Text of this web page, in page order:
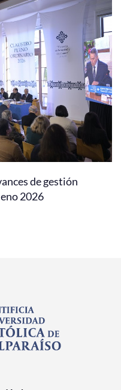
de gestión
2026